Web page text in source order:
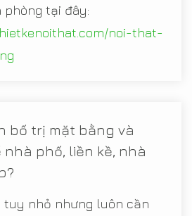
tại đây:
noi-that-
bố trị mặt bằng và
nhà phố, liền kề, nhà
tuy nhỏ nhưng luôn cần